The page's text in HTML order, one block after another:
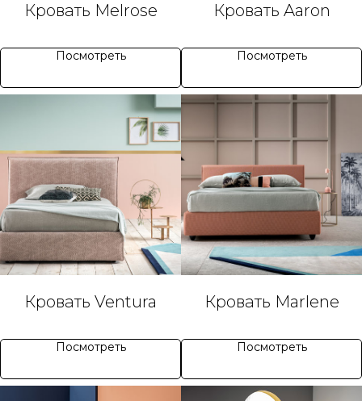
Кровать Melrose
Посмотреть
Кровать Aaron
Посмотреть
Кровать Ventura
Посмотреть
Кровать Marlene
Посмотреть